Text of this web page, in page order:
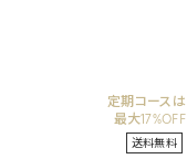
定期コースは
最大17%OFF
送料無料